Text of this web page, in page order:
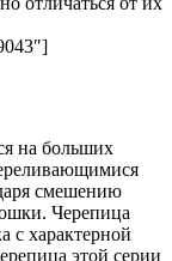
на больших
смешению
Черепица
с характерной
этой серии